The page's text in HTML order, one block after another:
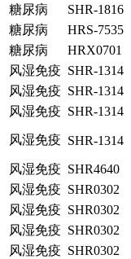
糖尿病
SHR-1816
糖尿病
HRS-7535
糖尿病
HRX0701
风湿免疫 SHR-1314
风湿免疫 SHR-1314
风湿免疫 SHR-1314
风湿免疫 SHR-1314
风湿免疫 SHR4640
风湿免疫 SHR0302
风湿免疫 SHR0302
风湿免疫 SHR0302
风湿免疫 SHR0302